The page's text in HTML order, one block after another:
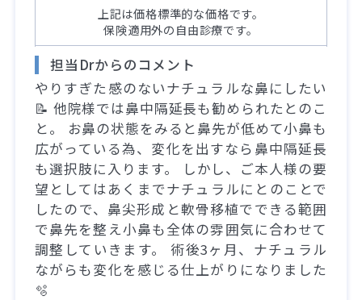
上記は価格標準的な価格です。
保険適用外の自由診療です。
担当Drからのコメント
やりすぎた感のないナチュラルな鼻にしたい
📝 他院様では鼻中隔延長も勧められたとのこ
と。 お鼻の状態をみると鼻先が低めて小鼻も
広がっている為、変化を出すなら鼻中隔延長
も選択肢に入ります。 しかし、ご本人様の要
望としてはあくまでナチュラルにとのことで
したので、鼻尖形成と軟骨移植でできる範囲
で鼻先を整え小鼻も全体の雰囲気に合わせて
調整していきます。 術後3ヶ月、ナチュラル
ながらも変化を感じる仕上がりになりました
🫧